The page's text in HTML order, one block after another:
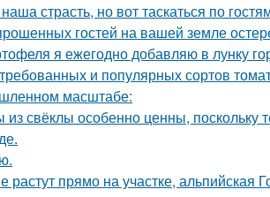
страсть, но вот таскаться по
гостей на вашей земле
я ежегодно добавляю в лунку
и популярных сортов
масштабе:
свёклы особенно ценны, поскольку
прямо на участке, альпийская